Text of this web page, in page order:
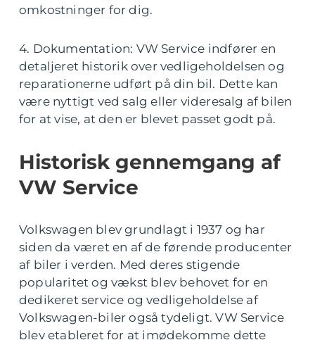
omkostninger for dig.
4. Dokumentation: VW Service indfører en
detaljeret historik over vedligeholdelsen og
reparationerne udført på din bil. Dette kan
være nyttigt ved salg eller videresalg af bilen
for at vise, at den er blevet passet godt på.
Historisk gennemgang af
VW Service
Volkswagen blev grundlagt i 1937 og har
siden da været en af de førende producenter
af biler i verden. Med deres stigende
popularitet og vækst blev behovet for en
dedikeret service og vedligeholdelse af
Volkswagen-biler også tydeligt. VW Service
blev etableret for at imødekomme dette